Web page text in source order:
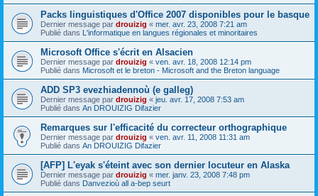
Packs linguistiques d'Office 2007 disponibles pour le basque
Dernier message par drouizig « mer. avr. 23, 2008 7:21 am
Publié dans L'informatique en langues régionales et minoritaires
Microsoft Office s'écrit en Alsacien
Dernier message par drouizig « ven. avr. 18, 2008 12:14 pm
Publié dans Microsoft et le breton - Microsoft and the Breton language
ADD SP3 evezhiadennoù (e galleg)
Dernier message par drouizig « jeu. avr. 17, 2008 7:53 am
Publié dans An DROUIZIG Difazier
Remarques sur l'efficacité du correcteur orthographique
Dernier message par drouizig « ven. avr. 11, 2008 11:31 am
Publié dans An DROUIZIG Difazier
[AFP] L'eyak s'éteint avec son dernier locuteur en Alaska
Dernier message par drouizig « mer. janv. 23, 2008 7:48 pm
Publié dans Danvezioù all a-bep seurt